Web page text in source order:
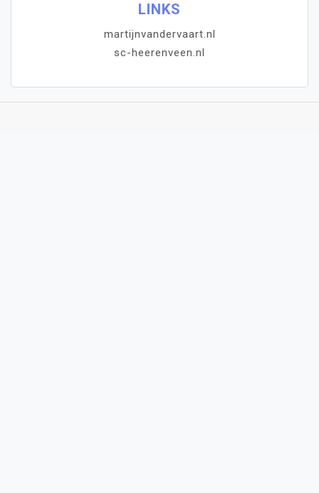
LINKS
martijnvandervaart.nl
sc-heerenveen.nl